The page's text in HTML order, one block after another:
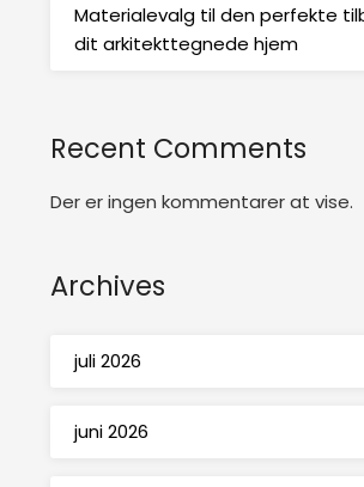
Materialevalg til den perfekte
dit arkitekttegnede hjem
Recent Comments
Der er ingen kommentarer at vise.
Archives
juli 2026
juni 2026